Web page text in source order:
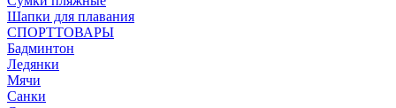
Шапки для плавания
СПОРТТОВАРЫ
Бадминтон
Ледянки
Мячи
Санки